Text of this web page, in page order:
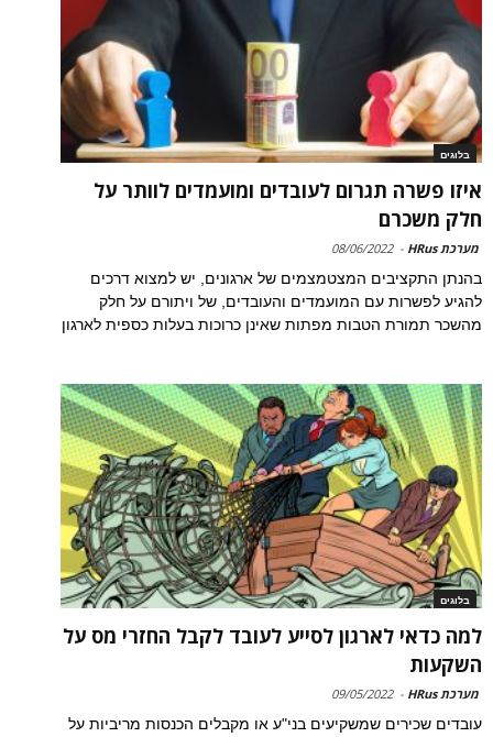
בלוגים
איזו פשרה תגרום לעובדים ומועמדים לוותר על
חלק משכרם
מערכת HRus -
08/06/2022
בהנתן התקציבים המצטמצמים של ארגונים, יש למצוא דרכים
להגיע לפשרות עם המועמדים והעובדים, של ויתורם על חלק
מהשכר תמורת הטבות מפתות שאינן כרוכות בעלות כספית לארגון
בלוגים
למה כדאי לארגון לסייע לעובד לקבל החזרי מס על
השקעות
מערכת HRus -
09/05/2022
עובדים שכירים שמשקיעים בני"ע או מקבלים הכנסות מריביות על